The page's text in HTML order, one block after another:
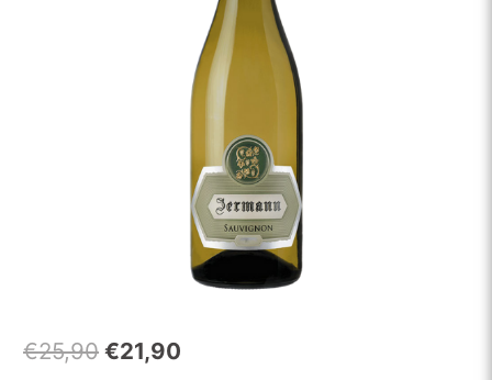
€25,90 Il
€21,90